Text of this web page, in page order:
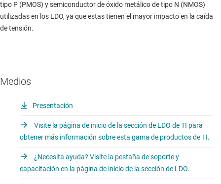
tipo P (PMOS) y semiconductor de óxido metálico de tipo N (NMOS)
utilizadas en los LDO, ya que estas tienen el mayor impacto en la caída
de tensión.
Medios
Presentación
Visite la página de inicio de la sección de LDO de TI para
obtener más información sobre esta gama de productos de TI.
¿Necesita ayuda? Visite la pestaña de soporte y
capacitación en la página de inicio de la sección de LDO.